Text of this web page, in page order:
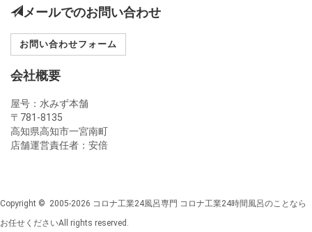
メールでのお問い合わせ
お問い合わせフォーム
会社概要
屋号：水みず本舗
〒781-8135
高知県高知市一宮南町
店舗運営責任者：安倍
Copyright © 2005-2026 コロナ工業24風呂専門 コロナ工業24時間風呂のことなら
お任せくださいAll rights reserved.